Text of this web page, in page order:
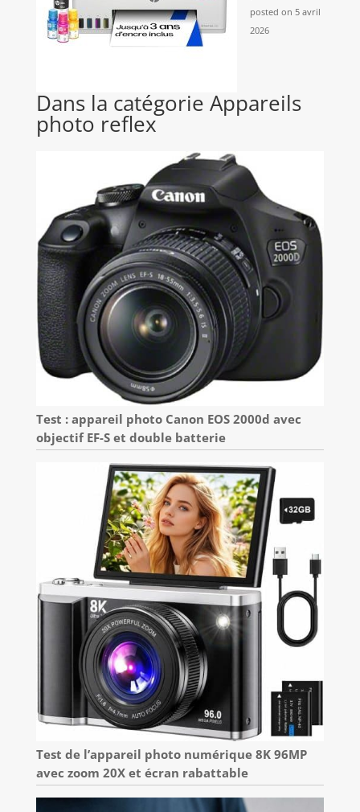
posted on 5 avril
2026
Dans la catégorie Appareils
photo reflex
Test : appareil photo Canon EOS 2000d avec
objectif EF-S et double batterie
Test de l’appareil photo numérique 8K 96MP
avec zoom 20X et écran rabattable